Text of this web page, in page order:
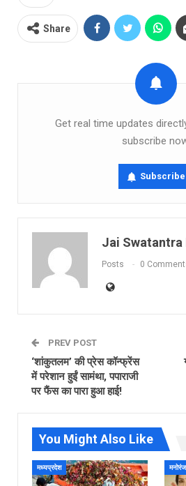
Share
Get real time updates
subscribe
Subscribe
Jai Swatantra
Posts 0
PREV POST
‘शांकुतलम’ की प्रेस कॉन्फ्रेंस
में परेशान हुईं सामंथा, पपाराजी
पर फैंस का पारा हुआ हाई!
You Might Also Like
मध्यप्रदेश